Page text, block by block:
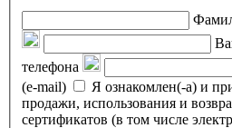
телефона
(e-mail)
Я ознакомлен(-а) и
продажи, использования и
сертификатов (в том числе электронных) в ГАУК СО